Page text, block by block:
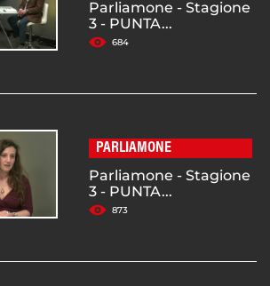
Parliamone - Stagione
3 - PUNTA...
684
PARLIAMONE
Parliamone - Stagione
3 - PUNTA...
873